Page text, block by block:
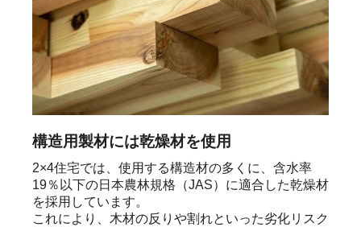
構造用製材には乾燥材を使用
2×4住宅では、使用する構造材の多くに、含水率
19％以下の日本農林規格（JAS）に適合した乾燥材
を採用しています。
これにより、木材の反りや割れといった劣化リスク